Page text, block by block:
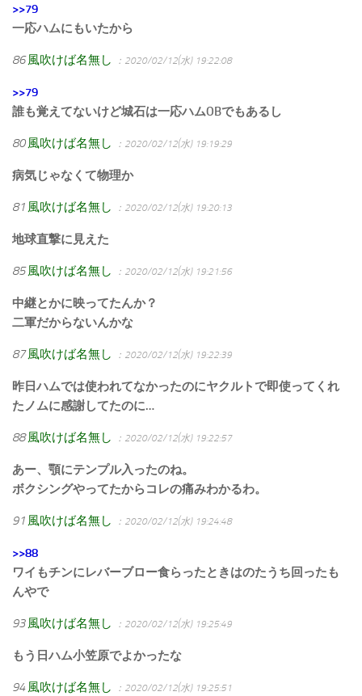
>>79
一応ハムにもいたから
86 風吹けば名無し ：2020/02/12(水) 19:22:08
>>79
誰も覚えてないけど城石は一応ハムOBでもあるし
80 風吹けば名無し ：2020/02/12(水) 19:19:29
病気じゃなくて物理か
81 風吹けば名無し ：2020/02/12(水) 19:20:13
地球直撃に見えた
85 風吹けば名無し ：2020/02/12(水) 19:21:56
中継とかに映ってたんか？
二軍だからないんかな
87 風吹けば名無し ：2020/02/12(水) 19:22:39
昨日ハムでは使われてなかったのにヤクルトで即使ってくれ
たノムに感謝してたのに…
88 風吹けば名無し ：2020/02/12(水) 19:22:57
あー、顎にテンプル入ったのね。
ボクシングやってたからコレの痛みわかるわ。
91 風吹けば名無し ：2020/02/12(水) 19:24:48
>>88
ワイもチンにレバーブロー食らったときはのたうち回ったも
んやで
93 風吹けば名無し ：2020/02/12(水) 19:25:49
もう日ハム小笠原でよかったな
94 風吹けば名無し ：2020/02/12(水) 19:25:51